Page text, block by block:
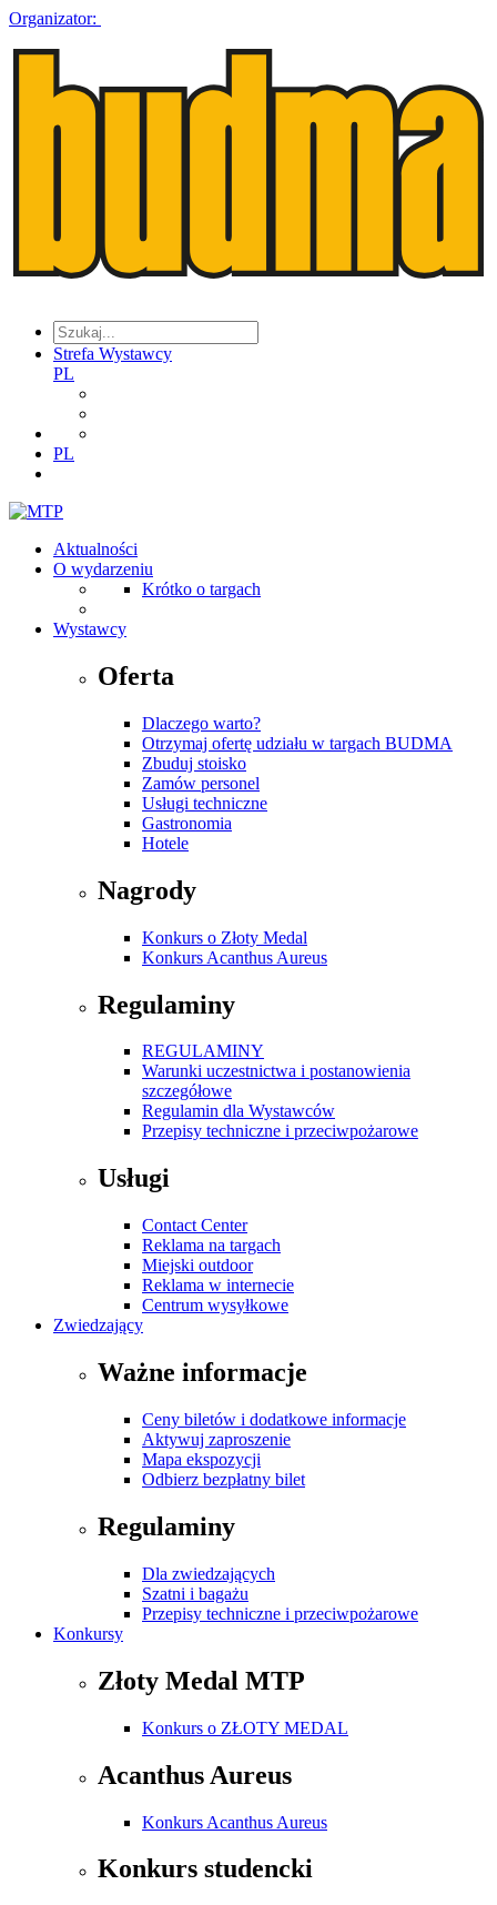
Organizator:
Strefa Wystawcy
PL
PL
Aktualności
O wydarzeniu
Krótko o targach
Wystawcy
Oferta
Dlaczego warto?
Otrzymaj ofertę udziału w targach BUDMA
Zbuduj stoisko
Zamów personel
Usługi techniczne
Gastronomia
Hotele
Nagrody
Konkurs o Złoty Medal
Konkurs Acanthus Aureus
Regulaminy
REGULAMINY
Warunki uczestnictwa i postanowienia
szczegółowe
Regulamin dla Wystawców
Przepisy techniczne i przeciwpożarowe
Usługi
Contact Center
Reklama na targach
Miejski outdoor
Reklama w internecie
Centrum wysyłkowe
Zwiedzający
Ważne informacje
Ceny biletów i dodatkowe informacje
Aktywuj zaproszenie
Mapa ekspozycji
Odbierz bezpłatny bilet
Regulaminy
Dla zwiedzających
Szatni i bagażu
Przepisy techniczne i przeciwpożarowe
Konkursy
Złoty Medal MTP
Konkurs o ZŁOTY MEDAL
Acanthus Aureus
Konkurs Acanthus Aureus
Konkurs studencki